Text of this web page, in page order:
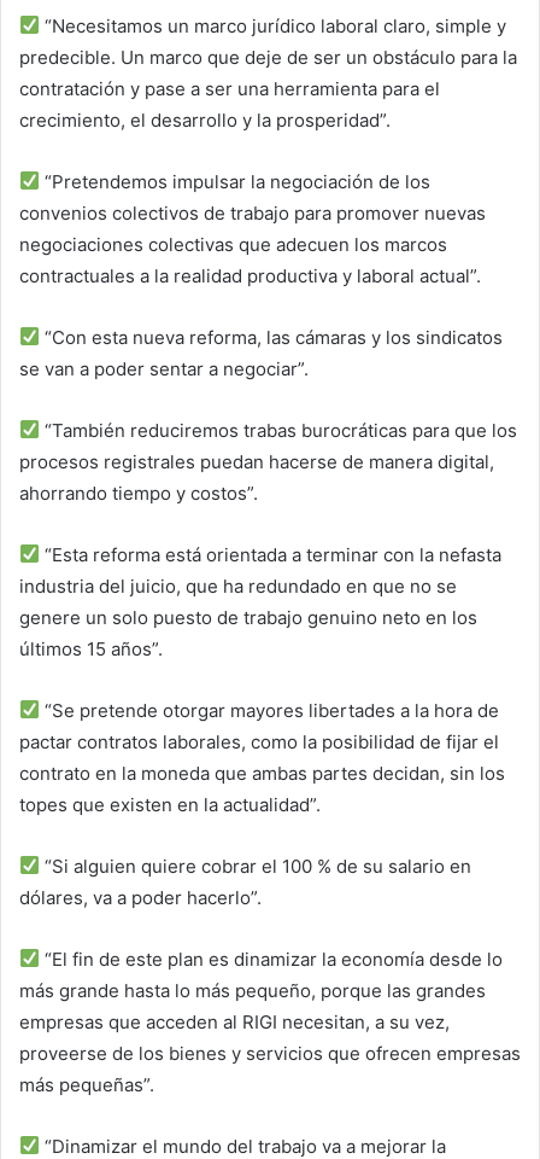
“Necesitamos un marco jurídico laboral claro, simple y
predecible. Un marco que deje de ser un obstáculo para la
contratación y pase a ser una herramienta para el
crecimiento, el desarrollo y la prosperidad”.
“Pretendemos impulsar la negociación de los
convenios colectivos de trabajo para promover nuevas
negociaciones colectivas que adecuen los marcos
contractuales a la realidad productiva y laboral actual”.
“Con esta nueva reforma, las cámaras y los sindicatos
se van a poder sentar a negociar”.
“También reduciremos trabas burocráticas para que los
procesos registrales puedan hacerse de manera digital,
ahorrando tiempo y costos”.
“Esta reforma está orientada a terminar con la nefasta
industria del juicio, que ha redundado en que no se
genere un solo puesto de trabajo genuino neto en los
últimos 15 años”.
“Se pretende otorgar mayores libertades a la hora de
pactar contratos laborales, como la posibilidad de fijar el
contrato en la moneda que ambas partes decidan, sin los
topes que existen en la actualidad”.
“Si alguien quiere cobrar el 100 % de su salario en
dólares, va a poder hacerlo”.
“El fin de este plan es dinamizar la economía desde lo
más grande hasta lo más pequeño, porque las grandes
empresas que acceden al RIGI necesitan, a su vez,
proveerse de los bienes y servicios que ofrecen empresas
más pequeñas”.
“Dinamizar el mundo del trabajo va a mejorar la